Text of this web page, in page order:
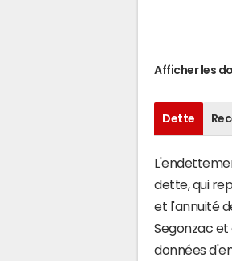
Afficher les
Dette
dette, qui
et l'annuité
Segonzac
données